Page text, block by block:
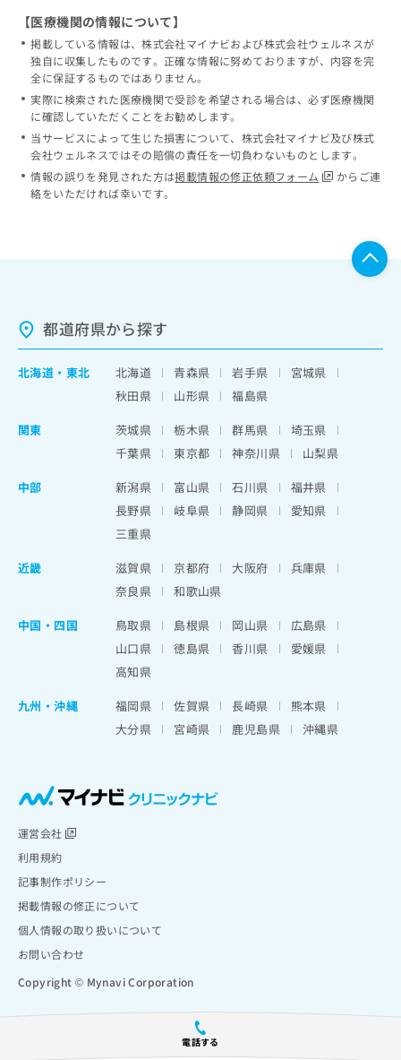
電話する
【医療機関の情報について】
掲載している情報は、株式会社マイナビおよび株式会社ウェルネスが
独自に収集したものです。正確な情報に努めておりますが、内容を完
全に保証するものではありません。
実際に検索された医療機関で受診を希望される場合は、必ず医療機関
に確認していただくことをお勧めします。
当サービスによって生じた損害について、株式会社マイナビ及び株式
会社ウェルネスではその賠償の責任を一切負わないものとします。
情報の誤りを発見された方は掲載情報の修正依頼フォーム
からご連
絡をいただければ幸いです。
都道府県から探す
北海道 ・ 東北 北海道 青森県 岩手県
宮城県
秋田県
山形県
福島県
関東
茨城県 栃木県 群馬県
埼玉県
千葉県
東京都 神奈川県
山梨県
中部
新潟県 富山県 石川県
福井県
長野県
岐阜県 静岡県
愛知県
三重県
近畿
滋賀県 京都府 大阪府
兵庫県
奈良県
和歌山県
中国・四国
鳥取県 島根県 岡山県
広島県
山口県
徳島県 香川県
愛媛県
高知県
九州・沖縄
福岡県 佐賀県 長崎県
熊本県
大分県
宮崎県 鹿児島県 沖縄県
運営会社
利用規約
記事制作ポリシー
掲載情報の修正について
個人情報の取り扱いについて
お問い合わせ
Copyright © Mynavi Corporation